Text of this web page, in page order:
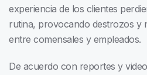
experiencia de los clientes
rutina, provocando destrozos y
entre comensales y empleados.
De acuerdo con reportes y